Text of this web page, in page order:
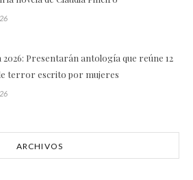
2026: Presentarán antología que reúne 12
terror escrito por mujeres
ARCHIVOS